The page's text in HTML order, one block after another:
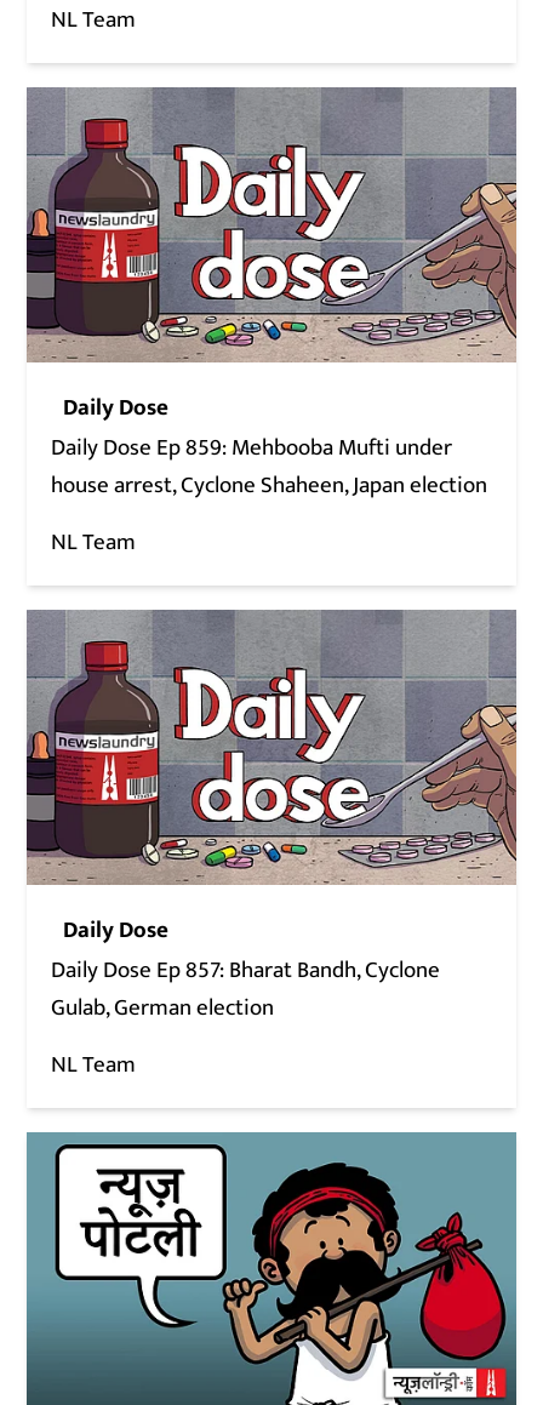
NL Team
Daily Dose
Daily Dose Ep 859: Mehbooba Mufti under
house arrest, Cyclone Shaheen, Japan election
NL Team
Daily Dose
Daily Dose Ep 857: Bharat Bandh, Cyclone
Gulab, German election
NL Team